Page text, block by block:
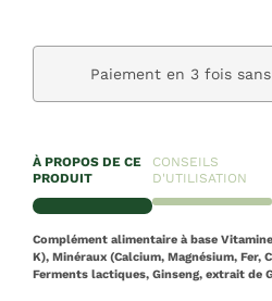
Paiement en 3 fois
À PROPOS DE CE
PRODUIT
CONSEILS
D'UTILISATION
Complément alimentaire à base
K), Minéraux (Calcium, Magnésium, Fer,
Ferments lactiques, Ginseng, extrait de